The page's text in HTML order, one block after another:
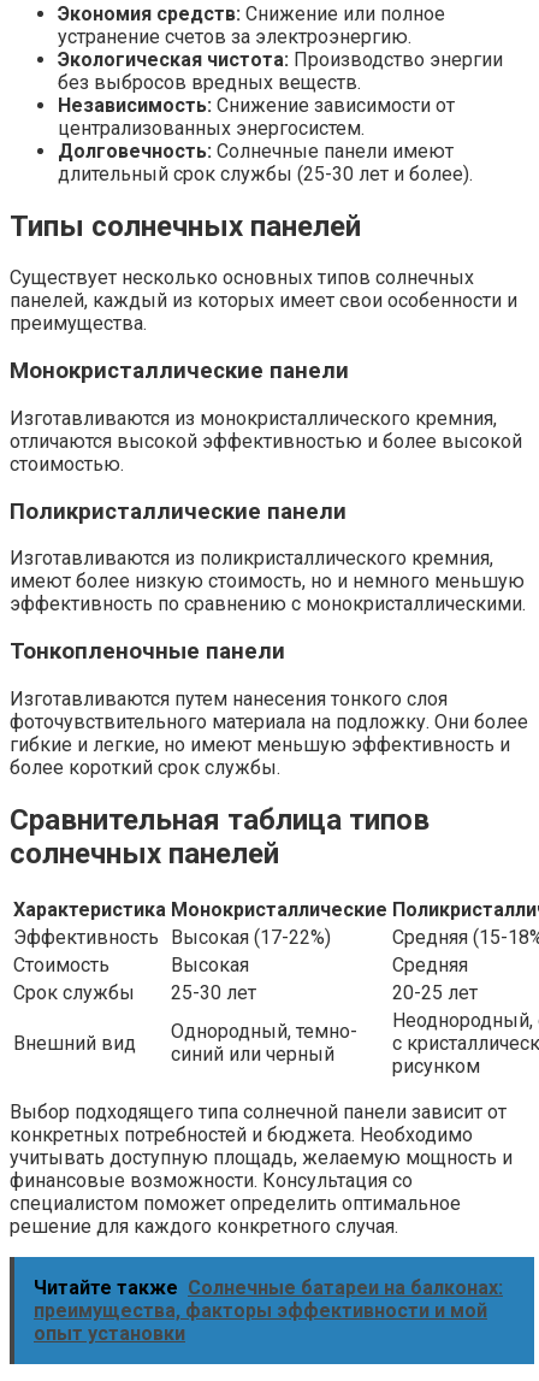
Экономия средств: Снижение или полное
устранение счетов за электроэнергию.
Экологическая чистота: Производство энергии
без выбросов вредных веществ.
Независимость: Снижение зависимости от
централизованных энергосистем.
Долговечность: Солнечные панели имеют
длительный срок службы (25-30 лет и более).
Типы солнечных панелей
Существует несколько основных типов солнечных
панелей, каждый из которых имеет свои особенности и
преимущества.
Монокристаллические панели
Изготавливаются из монокристаллического кремния,
отличаются высокой эффективностью и более высокой
стоимостью.
Поликристаллические панели
Изготавливаются из поликристаллического кремния,
имеют более низкую стоимость, но и немного меньшую
эффективность по сравнению с монокристаллическими.
Тонкопленочные панели
Изготавливаются путем нанесения тонкого слоя
фоточувствительного материала на подложку. Они более
гибкие и легкие, но имеют меньшую эффективность и
более короткий срок службы.
Сравнительная таблица типов
солнечных панелей
Характеристика Монокристаллические
Эффективность
Высокая (17-22%)
Средняя (15-
Стоимость
Высокая
Средняя
Срок службы
25-30 лет 20-25 лет
Внешний вид
Однородный, темно-
синий или черный
Неоднородный,
с
рисунком
Выбор подходящего типа солнечной панели зависит от
конкретных потребностей и бюджета. Необходимо
учитывать доступную площадь, желаемую мощность и
финансовые возможности. Консультация со
специалистом поможет определить оптимальное
решение для каждого конкретного случая.
Читайте также Солнечные батареи на балконах:
преимущества, факторы эффективности и мой
опыт установки